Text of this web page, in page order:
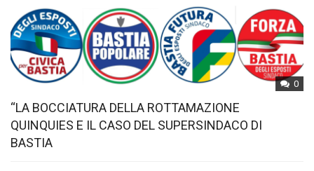
0
“LA BOCCIATURA DELLA ROTTAMAZIONE
QUINQUIES E IL CASO DEL SUPERSINDACO DI
BASTIA